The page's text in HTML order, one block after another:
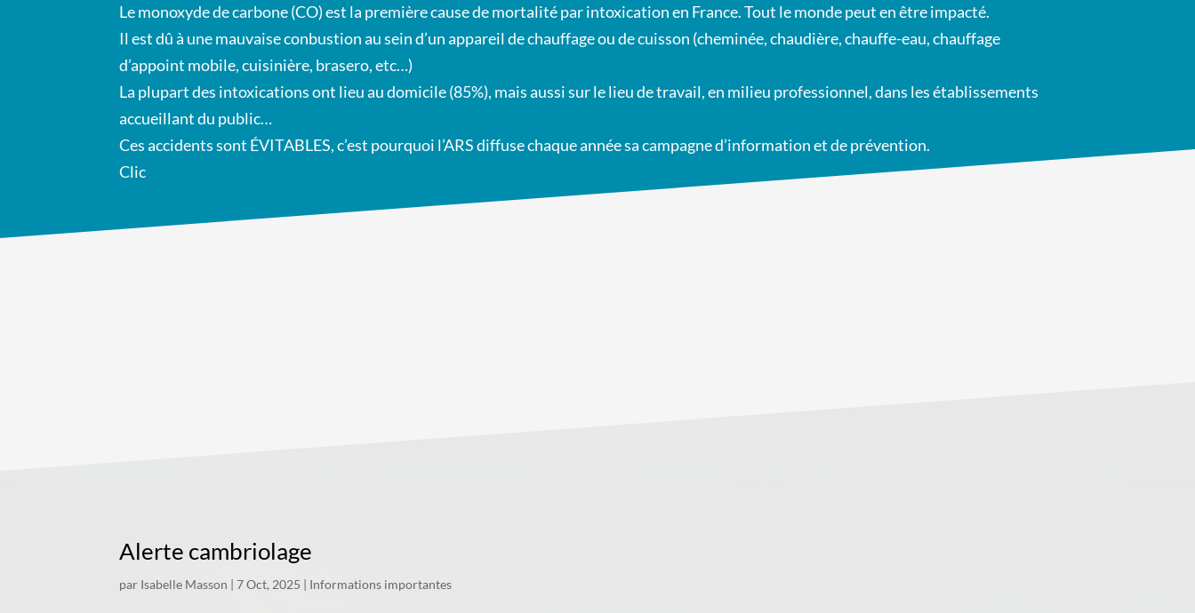
Le monoxyde de carbone (CO) est la première cause de mortalité par intoxication en France. Tout le monde peut en être impacté.
Il est dû à une mauvaise conbustion au sein d’un appareil de chauffage ou de cuisson (cheminée, chaudière, chauffe-eau, chauffage
d’appoint mobile, cuisinière, brasero, etc…)
La plupart des intoxications ont lieu au domicile (85%), mais aussi sur le lieu de travail, en milieu professionnel, dans les établissements
accueillant du public…
Ces accidents sont ÉVITABLES, c’est pourquoi l’ARS diffuse chaque année sa campagne d’information et de prévention.
Clic
Alerte cambriolage
par Isabelle Masson |7 Oct, 2025 | Informations importantes